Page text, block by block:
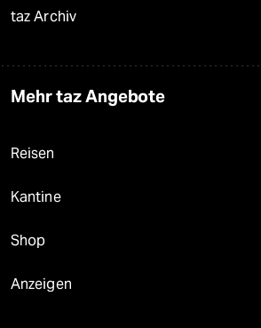
taz Archiv
Mehr taz Angebote
Reisen
Kantine
Shop
Anzeigen